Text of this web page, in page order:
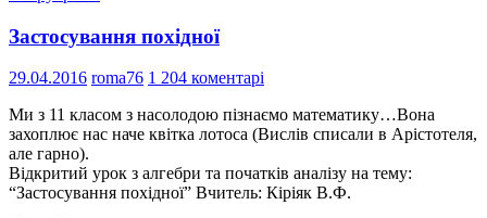
Застосування похідної
29.04.2016 roma76 1 204 коментарі
Ми з 11 класом з насолодою пізнаємо математику…Вона
захоплює нас наче квітка лотоса (Вислів списали в Арістотеля,
але гарно).
Відкритий урок з алгебри та початків аналізу на тему:
“Застосування похідної” Вчитель: Кіріяк В.Ф.